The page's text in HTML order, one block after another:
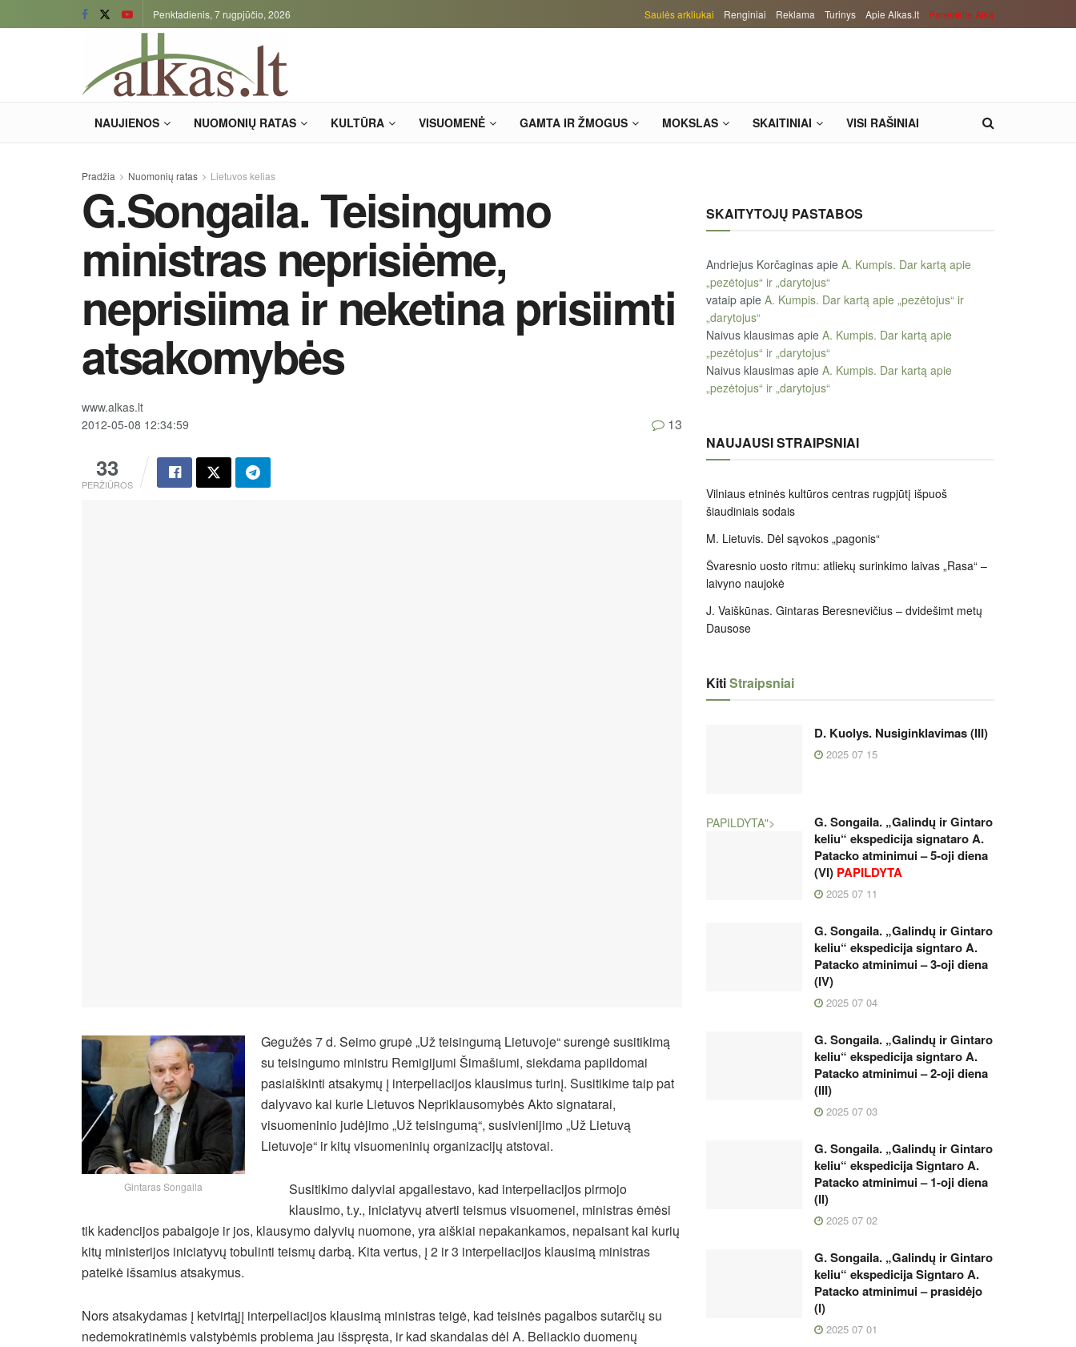
Penktadienis, 7 rugpjūčio, 2026 Saulės arkliukai Renginiai Reklama Turinys Apie Alkas.lt Paremkite Alką
NAUJIENOS NUOMONIŲ RATAS KULTŪRA VISUOMENĖ GAMTA IR ŽMOGUS MOKSLAS SKAITINIAI VISI RAŠINIAI
Pradžia Nuomonių ratas Lietuvos kelias
G.Songaila. Teisingumo
ministras neprisiėme,
neprisiima ir neketina prisiimti
atsakomybės
www.alkas.lt
2012-05-08 12:34:59
33
PERŽIŪROS
13
Gintaras Songaila
Gegužės 7 d. Seimo grupė „Už teisingumą Lietuvoje“ surengė susitikimą
su teisingumo ministru Remigijumi Šimašiumi, siekdama papildomai
pasiaiškinti atsakymų į interpeliacijos klausimus turinį. Susitikime taip pat
dalyvavo kai kurie Lietuvos Nepriklausomybės Akto signatarai,
visuomeninio judėjimo „Už teisingumą“, susivienijimo „Už Lietuvą
Lietuvoje“ ir kitų visuomeninių organizacijų atstovai.
Susitikimo dalyviai apgailestavo, kad interpeliacijos pirmojo
klausimo, t.y., iniciatyvų atverti teismus visuomenei, ministras ėmėsi
tik kadencijos pabaigoje ir jos, klausymo dalyvių nuomone, yra aiškiai nepakankamos, nepaisant kai kurių
kitų ministerijos iniciatyvų tobulinti teismų darbą. Kita vertus, į 2 ir 3 interpeliacijos klausimą ministras
pateikė išsamius atsakymus.
Nors atsakydamas į ketvirtąjį interpeliacijos klausimą ministras teigė, kad teisinės pagalbos sutarčių su
nedemokratinėmis valstybėmis problema jau išspręsta, ir kad skandalas dėl A. Beliackio duomenų
SKAITYTOJŲ PASTABOS
Andriejus Korčaginas apie A. Kumpis. Dar kartą apie
„pezėtojus“ ir „darytojus“
vataip apie A. Kumpis. Dar kartą apie „pezėtojus“ ir
„darytojus“
Naivus klausimas apie A. Kumpis. Dar kartą apie
„pezėtojus“ ir „darytojus“
Naivus klausimas apie A. Kumpis. Dar kartą apie
„pezėtojus“ ir „darytojus“
NAUJAUSI STRAIPSNIAI
Vilniaus etninės kultūros centras rugpjūtį išpuoš
šiaudiniais sodais
M. Lietuvis. Dėl sąvokos „pagonis“
Švaresnio uosto ritmu: atliekų surinkimo laivas „Rasa“ –
laivyno naujokė
J. Vaiškūnas. Gintaras Beresnevičius – dvidešimt metų
Dausose
KitiStraipsniai
D. Kuolys. Nusiginklavimas (III)
2025 07 15
PAPILDYTA">
G. Songaila. „Galindų ir Gintaro
keliu“ ekspedicija signataro A.
Patacko atminimui – 5‑oji diena
(VI) PAPILDYTA
2025 07 11
G. Songaila. „Galindų ir Gintaro
keliu“ ekspedicija signtaro A.
Patacko atminimui – 3-oji diena
(IV)
2025 07 04
G. Songaila. „Galindų ir Gintaro
keliu“ ekspedicija signtaro A.
Patacko atminimui – 2-oji diena
(III)
2025 07 03
G. Songaila. „Galindų ir Gintaro
keliu“ ekspedicija Signtaro A.
Patacko atminimui – 1-oji diena
(II)
2025 07 02
G. Songaila. „Galindų ir Gintaro
keliu“ ekspedicija Signtaro A.
Patacko atminimui – prasidėjo
(I)
2025 07 01